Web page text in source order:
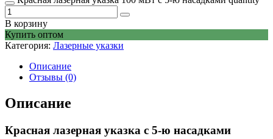
В корзину
Купить оптом
Категория: Лазерные указки
Описание
Отзывы (0)
Описание
Красная лазерная указка с 5-ю насадками